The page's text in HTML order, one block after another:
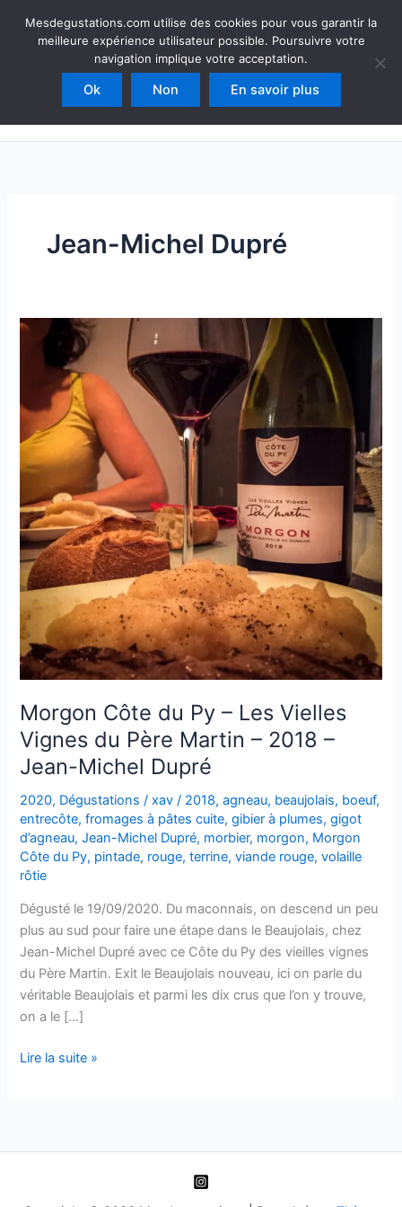
Mesdegustations
Dégustations, accords & autour du vin
Rechercher
Jean-Michel Dupré
Morgon Côte du Py – Les Vielles
Vignes du Père Martin – 2018 –
Jean-Michel Dupré
2020, Dégustations /xav/ 2018,agneau, beaujolais, boeuf,
entrecôte,fromages à pâtes cuite,gibier à plumes,gigot
d’agneau,Jean-Michel Dupré, morbier, morgon, Morgon
Côte du Py, pintade, rouge,terrine,viande rouge,volaille
rôtie
Dégusté le 19/09/2020. Du maconnais, on descend un peu
plus au sud pour faire une étape dans le Beaujolais, chez
Jean-Michel Dupré avec ce Côte du Py des vieilles vignes
du Père Martin. Exit le Beaujolais nouveau, ici on parle du
véritable Beaujolais et parmi les dix crus que l’on y trouve,
on a le […]
Morgon
Lire la suite »
Mesdegustations.com utilise des cookies pour vous garantir la
meilleure expérience utilisateur possible. Poursuivre votre
navigation implique votre acceptation.
Ok Non En savoir plus